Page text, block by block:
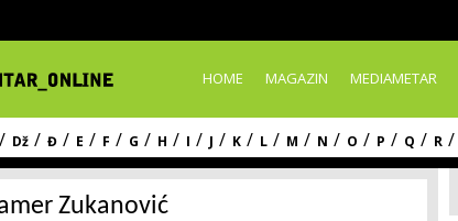
content
HOME MAGAZIN MEDIAMETAR
/ Dž / Đ / E / F / G / H / I / J / K / L / M / N / O / P / Q / R /
Zukanović